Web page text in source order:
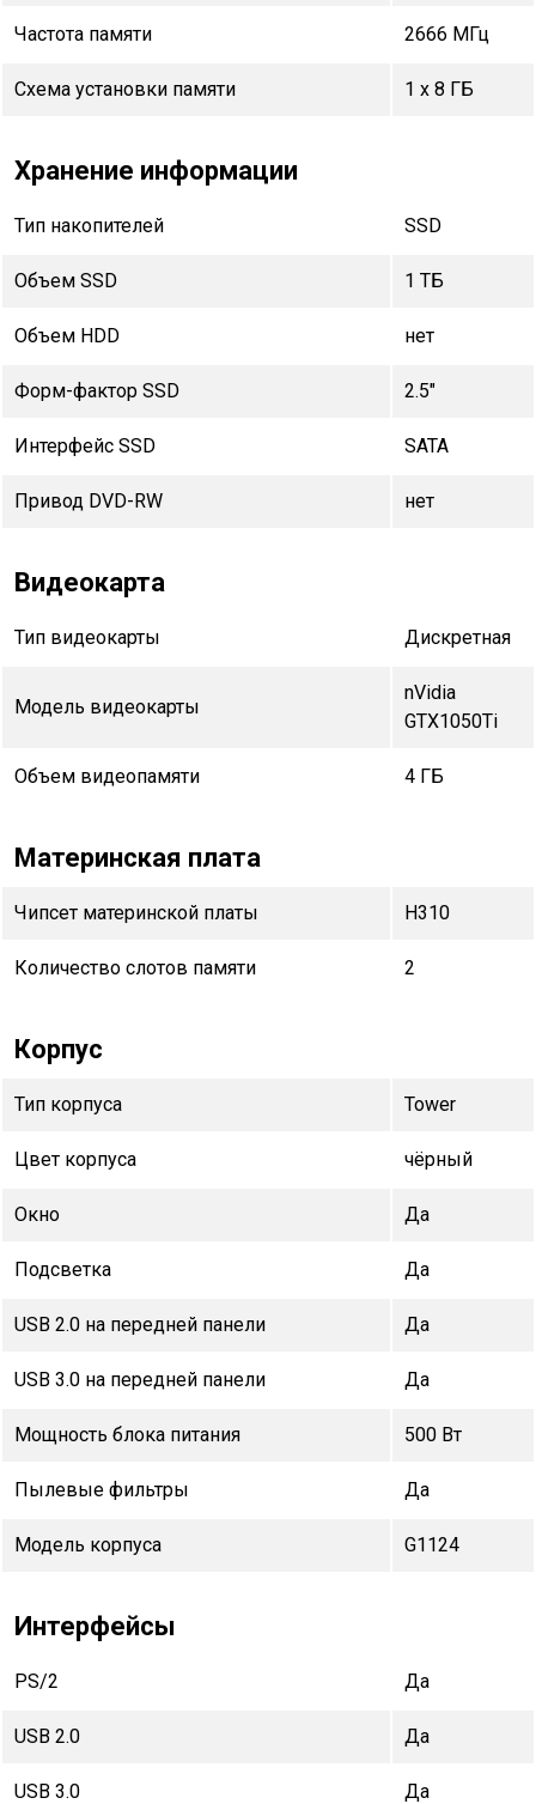
Частота памяти 2666 МГц
Схема установки памяти 1 x 8 ГБ
Хранение информации
Тип накопителей SSD
Объем SSD 1 TБ
Объем HDD нет
Форм-фактор SSD 2.5"
Интерфейс SSD SATA
Привод DVD-RW нет
Видеокарта
Тип видеокарты Дискретная
Модель видеокарты
nVidia
GTX1050Ti
Объем видеопамяти 4 ГБ
Материнская плата
Чипсет материнской платы H310
Количество слотов памяти 2
Корпус
Тип корпуса Tower
Цвет корпуса чёрный
Окно Да
Подсветка Да
USB 2.0 на передней панели Да
USB 3.0 на передней панели Да
Мощность блока питания 500 Вт
Пылевые фильтры Да
Модель корпуса G1124
Интерфейсы
PS/2 Да
USB 2.0 Да
USB 3.0 Да